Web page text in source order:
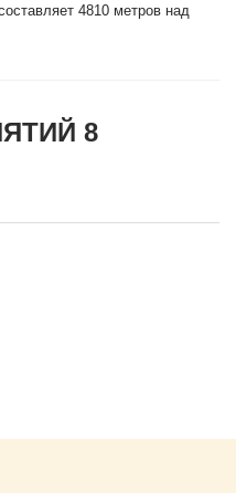
4810 метров над
8